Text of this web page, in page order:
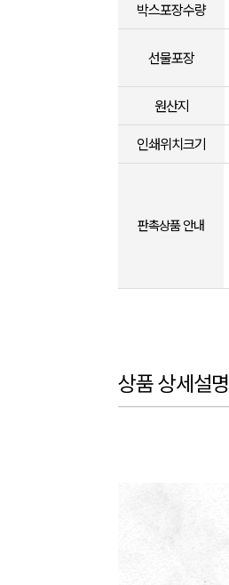
박스포장수량
선물포장
원산지
인쇄위치크기
판촉상품 안내
상품 상세설명